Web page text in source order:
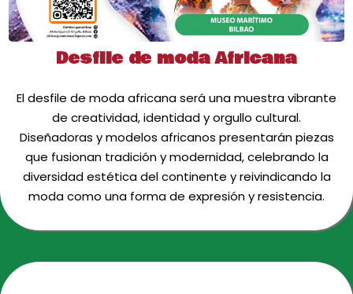
Desfile de moda Africana
El desfile de moda africana será una muestra vibrante
de creatividad, identidad y orgullo cultural.
Diseñadoras y modelos africanos presentarán piezas
que fusionan tradición y modernidad, celebrando la
diversidad estética del continente y reivindicando la
moda como una forma de expresión y resistencia.